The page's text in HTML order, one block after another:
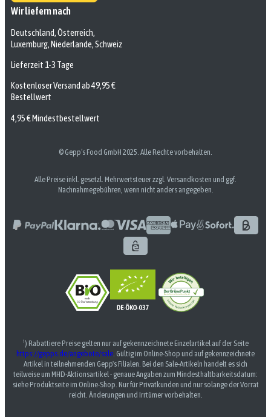
Wir liefern nach
Deutschland, Österreich,
Luxemburg, Niederlande, Schweiz
Lieferzeit 1-3 Tage
Kostenloser Versand ab 49,95 €
Bestellwert
4,95 € Mindestbestellwert
© Gepp’s Food GmbH 2025. Alle Rechte vorbehalten.
Alle Preise inkl. gesetzl. Mehrwertsteuer zzgl. Versandkosten und ggf.
Nachnahmegebühren, wenn nicht anders angegeben.
¹) Rabattiere Preise gelten nur auf gekennzeichnete Einzelartikel auf der Seite
https://gepps.de/angebote/sale. Gültig im Online-Shop und auf gekennzeichnete
Artikel in teilnehmenden Gepp's Filialen. Bei den Sale-Artikeln handelt es sich
teilweise um MHD-Aktionsartikel - genaue Angaben zum Mindesthaltbarkeitsdatum:
siehe Produktseite im Online-Shop. Nur für Privatkunden und nur solange der Vorrat
reicht. Änderungen und Irrtümer vorbehalten.